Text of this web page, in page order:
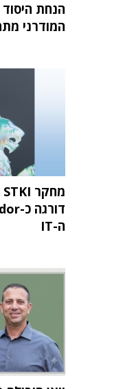
הנחת
המודרני
ה-IT